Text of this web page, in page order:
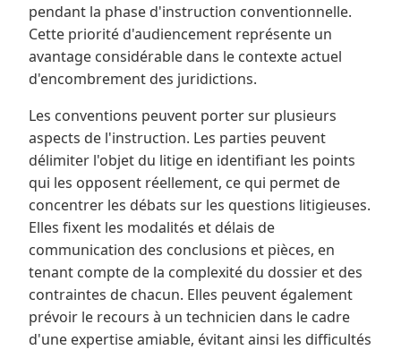
pendant la phase d'instruction conventionnelle.
Cette priorité d'audiencement représente un
avantage considérable dans le contexte actuel
d'encombrement des juridictions.
Les conventions peuvent porter sur plusieurs
aspects de l'instruction. Les parties peuvent
délimiter l'objet du litige en identifiant les points
qui les opposent réellement, ce qui permet de
concentrer les débats sur les questions litigieuses.
Elles fixent les modalités et délais de
communication des conclusions et pièces, en
tenant compte de la complexité du dossier et des
contraintes de chacun. Elles peuvent également
prévoir le recours à un technicien dans le cadre
d'une expertise amiable, évitant ainsi les difficultés